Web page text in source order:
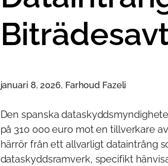
januari 8, 2026, Farhoud Fazeli
Den spanska
på 310 000 euro mot en tillverkare
härrör från ett allvarligt dataintrång
dataskyddsramverk, specifikt